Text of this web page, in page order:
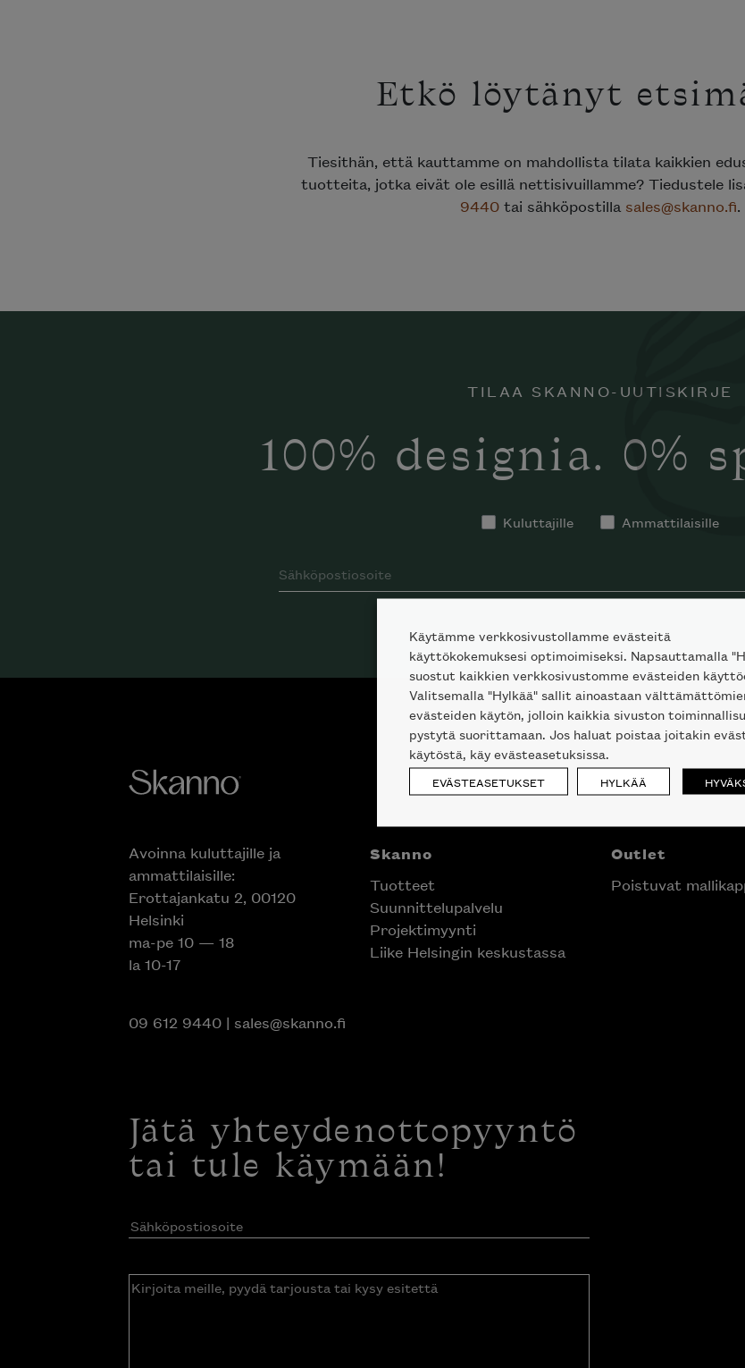
Etkö löytänyt
Tiesithän, että kauttamme on mahdollista tilata kaikkien
tuotteita, jotka eivät ole esillä nettisivuillamme? Tiedustele
9440 tai sähköpostilla sales@skanno.fi.
TILAA SKANNO-UUTISKIRJE
100% designia. 0%
Kuluttajille Ammattilaisille
Avoinna kuluttajille ja
ammattilaisille:
Erottajankatu 2, 00120
Helsinki
ma-pe 10 — 18
la 10-17
09 612 9440| sales@skanno.fi
Skanno
Tuotteet
Suunnittelupalvelu
Projektimyynti
Liike Helsingin keskustassa
Outlet
Poistuvat
Jätä yhteydenottopyyntö
tai tule käymään!
Sähköpostiosoite(Pakollinen)
Kirjoita
Käytämme verkkosivustollamme evästeitä
käyttökokemuksesi optimoimiseksi. Napsauttamalla
suostut kaikkien verkkosivustomme evästeiden
Valitsemalla "Hylkää" sallit ainoastaan
evästeiden käytön, jolloin kaikkia sivuston
pystytä suorittamaan. Jos haluat poistaa joitakin
käytöstä, käy evästeasetuksissa.
EVÄSTEASETUKSET HYLKÄÄ